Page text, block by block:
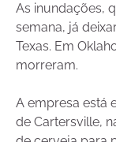
As inundações,
semana, já
Texas. Em
morreram.
A empresa está
de Cartersville,